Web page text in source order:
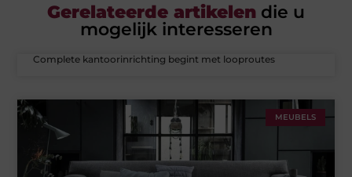
Gerelateerde artikelen die u
mogelijk interesseren
Complete kantoorinrichting begint met looproutes
MEUBELS